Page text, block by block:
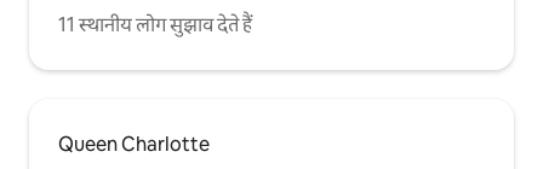
11 स्थानीय लोग सुझाव देते हैं
Queen Charlotte